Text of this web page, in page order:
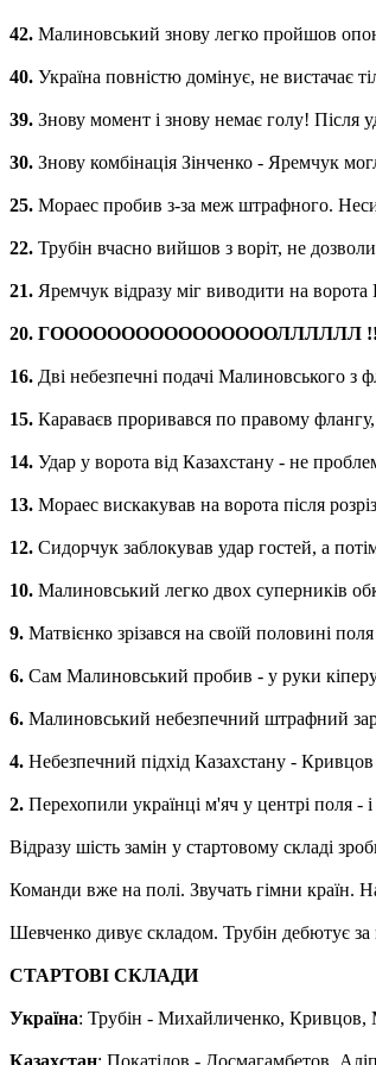
42. Малиновський знову легко пройшов
40. Україна повністю домінує, не вистачає
39. Знову момент і знову немає голу! Після
30. Знову комбінація Зінченко - Яремчук
25. Мораес пробив з-за меж штрафного.
22. Трубін вчасно вийшов з воріт, не
21. Яремчук відразу міг виводити на
20. ГООООООООООООООООЛЛЛЛЛЛ !!!!!!!!!
16. Дві небезпечні подачі Малиновського
15. Караваєв проривався по правому
14. Удар у ворота від Казахстану - не
13. Мораес вискакував на ворота після
12. Сидорчук заблокував удар гостей, а
10. Малиновський легко двох суперників
9. Матвієнко зрізався на своїй половині
6. Сам Малиновський пробив - у руки
6. Малиновський небезпечний штрафний
4. Небезпечний підхід Казахстану - Кривцов
2. Перехопили українці м'яч у центрі поля -
Відразу шість замін у стартовому складі
Команди вже на полі. Звучать гімни країн.
Шевченко дивує складом. Трубін дебютує за
СТАРТОВІ СКЛАДИ
Україна: Трубін - Михайличенко, Кривцов,
Казахстан: Покатілов - Досмагамбетов,